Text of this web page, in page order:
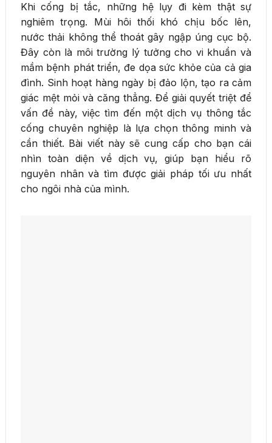
Khi cống bị tắc, những hệ lụy đi kèm thật sự
nghiêm trọng. Mùi hôi thối khó chịu bốc lên,
nước thải không thể thoát gây ngập úng cục bộ.
Đây còn là môi trường lý tưởng cho vi khuẩn và
mầm bệnh phát triển, đe dọa sức khỏe của cả gia
đình. Sinh hoạt hàng ngày bị đảo lộn, tạo ra cảm
giác mệt mỏi và căng thẳng. Để giải quyết triệt để
vấn đề này, việc tìm đến một dịch vụ thông tắc
cống chuyên nghiệp là lựa chọn thông minh và
cần thiết. Bài viết này sẽ cung cấp cho bạn cái
nhìn toàn diện về dịch vụ, giúp bạn hiểu rõ
nguyên nhân và tìm được giải pháp tối ưu nhất
cho ngôi nhà của mình.